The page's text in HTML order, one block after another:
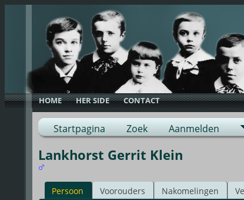
HOME HER SIDE CONTACT
Startpagina Zoek Aanmelden
Lankhorst Gerrit Klein
Persoon Voorouders Nakomelingen